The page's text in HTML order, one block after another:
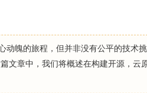
动魄的旅程，但并非没有公平的技术挑
文章中，我们将概述在构建开源，云